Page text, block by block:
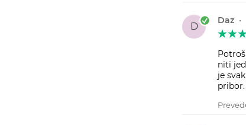
D
Daz •
niti
je
pribor.